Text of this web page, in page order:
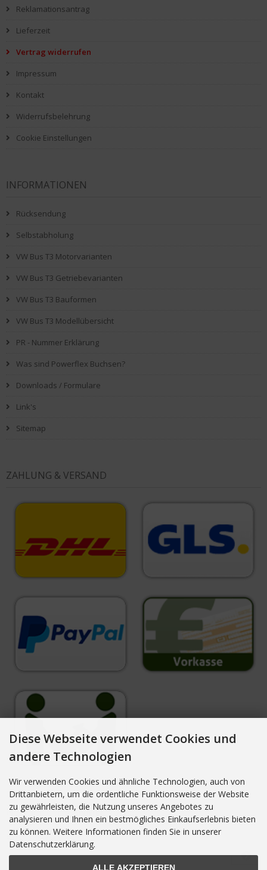
Reklamationsantrag
Lieferzeit
Vertrag widerrufen
Impressum
Kontakt
Widerrufsbelehrung
Cookie Einstellungen
INFORMATIONEN
Rücksendung
Selbstabholung
VW Bus T3 Motorvarianten
VW Bus T3 Getriebevarianten
VW Bus T3 Bauformen
VW Bus T3 Modellübersicht
PR - Nummer Erklärung
Was sind Powerflex Buchsen?
Downloads / Formulare
Link's
Sitemap
ZAHLUNG & VERSAND
NEWSLETTER-ANMELDUNG
E-Mail-Adresse:
Diese Webseite verwendet Cookies und
andere Technologien
Wir verwenden Cookies und ähnliche Technologien, auch von
Drittanbietern, um die ordentliche Funktionsweise der Website
zu gewährleisten, die Nutzung unseres Angebotes zu
analysieren und Ihnen ein bestmögliches Einkaufserlebnis bieten
zu können. Weitere Informationen finden Sie in unserer
Datenschutzerklärung.
ALLE AKZEPTIEREN